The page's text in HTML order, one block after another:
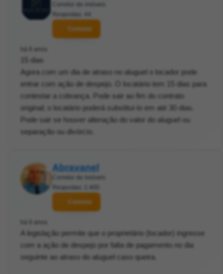
Contatar
15 dias
Agora com um dia de atraso no aluguel o locador pode
entrar com ação de despejo. O locatário tem 15 dias para
contestar a cobrança. Pode sair ao fim do contrato
original; o locatário poderá substituí-lo em até 30 dias.
Pode sair se houver alteração do valor do aluguel ou
separação ou divórcio.
Abravanel
Contatar
A legislação permite que o proprietário (locador) ingresse
com a ação de despejo por falta de pagamento no dia
seguinte ao atraso do aluguel caso queira.